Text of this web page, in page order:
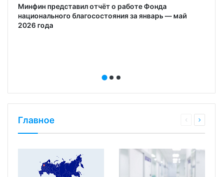
Минфин представил отчёт о работе Фонда
национального благосостояния за январь — май
2026 года
Главное